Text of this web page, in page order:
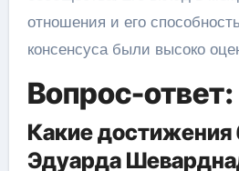
отношения и его
консенсуса были высоко
Вопрос-ответ:
Какие достижения
Эдуарда